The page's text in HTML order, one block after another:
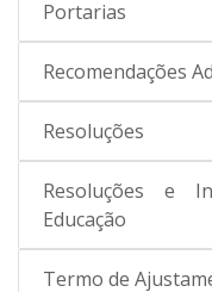
Portarias
Recomendações
Resoluções
Resoluções e
Educação
Termo de